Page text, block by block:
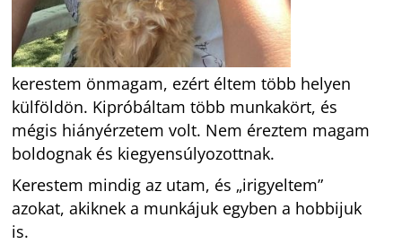
kerestem önmagam, ezért éltem több helyen
külföldön. Kipróbáltam több munkakört, és
mégis hiányérzetem volt. Nem éreztem magam
boldognak és kiegyensúlyozottnak.
Kerestem mindig az utam, és „irigyeltem”
azokat, akiknek a munkájuk egyben a hobbijuk
is.